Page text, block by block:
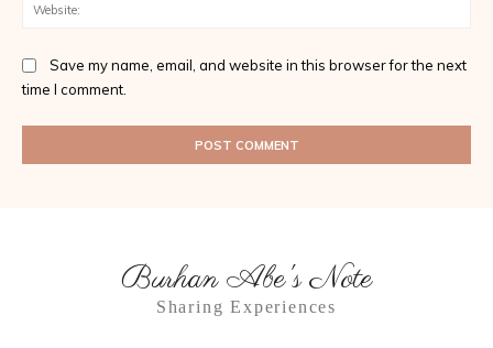
Save my name, email, and website in this browser for the next
time I comment.
Burhan Abe's Note
Sharing Experiences